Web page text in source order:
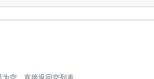
空，直接返回空列表。